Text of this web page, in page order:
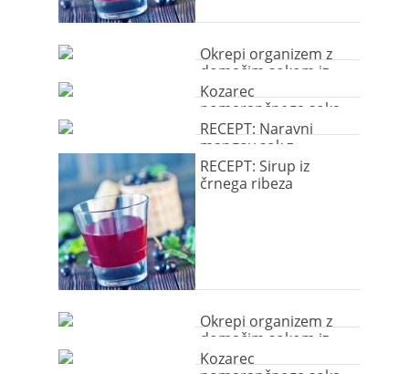
Okrepi organizem z
domačim sokom iz
malin
Kozarec
pomarančnega soka
je najboljši začetek
dneva
RECEPT: Naravni
mangov sok z
ananasom in limeto
RECEPT: Sirup iz
črnega ribeza
Okrepi organizem z
domačim sokom iz
malin
Kozarec